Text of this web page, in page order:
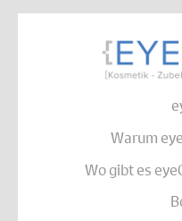
Warum
Wo gibt es